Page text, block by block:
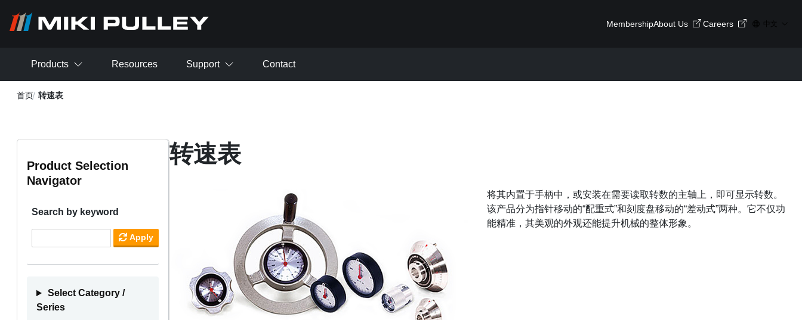
MembershipAbout Us Careers 中文
Products Resources Support Contact
首页 转速表
Product Selection
Navigator
Search by keyword
Apply
Select Category /
Series
转速表
将其内置于手柄中，或安装在需要读取转数的主轴上，即可显示转数。
该产品分为指针移动的“配重式”和刻度盘移动的“差动式”两种。它不仅功
能精准，其美观的外观还能提升机械的整体形象。